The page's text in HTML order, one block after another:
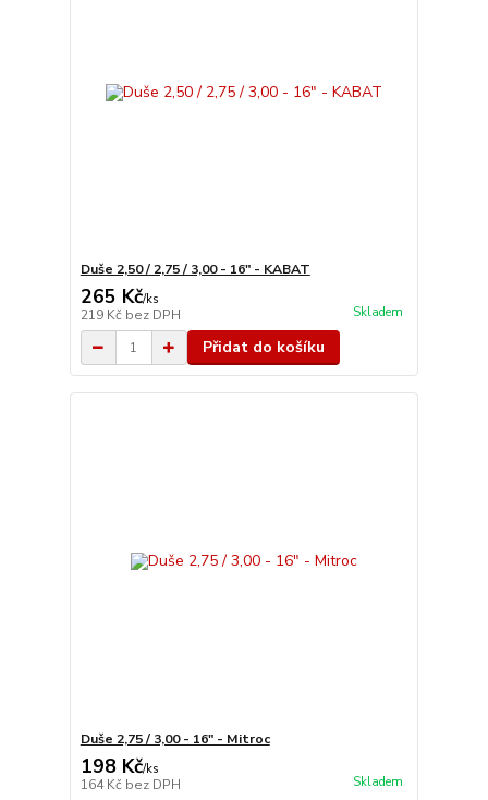
Duše 2,50 / 2,75 / 3,00 - 16" - KABAT
265 Kč/ks
219 Kč bez DPH Skladem
Přidat do košíku
Duše 2,75 / 3,00 - 16" - Mitroc
198 Kč/ks
164 Kč bez DPH Skladem